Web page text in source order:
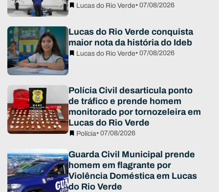
Lucas do Rio Verde• 07/08/2026
Lucas do Rio Verde conquista
maior nota da história do Ideb
Lucas do Rio Verde• 07/08/2026
Polícia Civil desarticula ponto
de tráfico e prende homem
monitorado por tornozeleira em
Lucas do Rio Verde
Polícia• 07/08/2026
Guarda Civil Municipal prende
homem em flagrante por
Violência Doméstica em Lucas
do Rio Verde